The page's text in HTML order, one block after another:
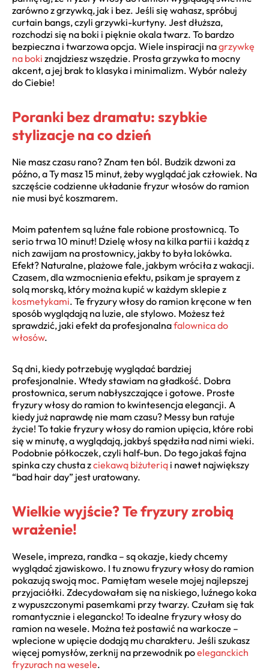
zarówno z grzywką, jak i bez. Jeśli się wahasz, spróbuj
curtain bangs, czyli grzywki-kurtyny. Jest dłuższa,
rozchodzi się na boki i pięknie okala twarz. To bardzo
bezpieczna i twarzowa opcja. Wiele inspiracji nagrzywkę
na boki znajdziesz wszędzie. Prosta grzywka to mocny
akcent, a jej brak to klasyka i minimalizm. Wybór należy
do Ciebie!
Poranki bez dramatu: szybkie
stylizacje na co dzień
Nie masz czasu rano? Znam ten ból. Budzik dzwoni za
późno, a Ty masz 15 minut, żeby wyglądać jak człowiek. Na
szczęście codzienne układanie fryzur włosów do ramion
nie musi być koszmarem.
Moim patentem są luźne fale robione prostownicą. To
serio trwa 10 minut! Dzielę włosy na kilka partii i każdą z
nich zawijam na prostownicy, jakby to była lokówka.
Efekt? Naturalne, plażowe fale, jakbym wróciła z wakacji.
Czasem, dla wzmocnienia efektu, psikam je sprayem z
solą morską, który można kupić w każdym sklepie z
kosmetykami. Te fryzury włosy do ramion kręcone w ten
sposób wyglądają na luzie, ale stylowo. Możesz też
sprawdzić, jaki efekt da profesjonalnafalownica do
włosów.
Są dni, kiedy potrzebuję wyglądać bardziej
profesjonalnie. Wtedy stawiam na gładkość. Dobra
prostownica, serum nabłyszczające i gotowe. Proste
fryzury włosy do ramion to kwintesencja elegancji. A
kiedy już naprawdę nie mam czasu? Messy bun ratuje
życie! To takie fryzury włosy do ramion upięcia, które robi
się w minutę, a wyglądają, jakbyś spędziła nad nimi wieki.
Podobnie półkoczek, czyli half-bun. Do tego jakaś fajna
spinka czy chusta zciekawą biżuterią i nawet największy
“bad hair day” jest uratowany.
Wielkie wyjście? Te fryzury zrobią
wrażenie!
Wesele, impreza, randka – są okazje, kiedy chcemy
wyglądać zjawiskowo. I tu znowu fryzury włosy do ramion
pokazują swoją moc. Pamiętam wesele mojej najlepszej
przyjaciółki. Zdecydowałam się na niskiego, luźnego koka
z wypuszczonymi pasemkami przy twarzy. Czułam się tak
romantycznie i elegancko! To idealne fryzury włosy do
ramion na wesele. Można też postawić na warkocze –
wplecione w upięcie dodają mu charakteru. Jeśli szukasz
więcej pomysłów, zerknij na przewodnik poeleganckich
fryzurach na wesele.